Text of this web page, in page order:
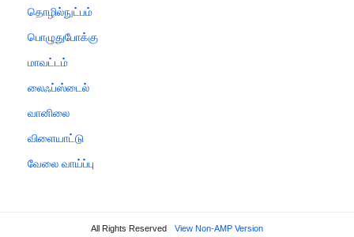
தொழில்நுட்பம்
பொழுதுபோக்கு
மாவட்டம்
லைஃப்ஸ்டைல்
வானிலை
விளையாட்டு
வேலை வாய்ப்பு
All Rights Reserved View Non-AMP Version